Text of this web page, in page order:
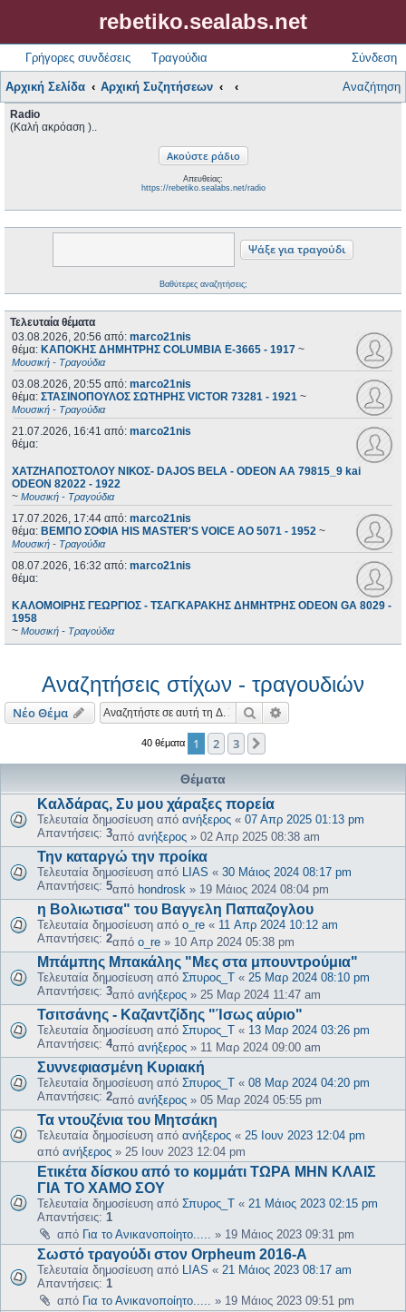
rebetiko.sealabs.net
Γρήγορες συνδέσεις Τραγούδια Σύνδεση
Αρχική Σελίδα Αρχική Συζητήσεων Αναζήτηση
Radio
(Καλή ακρόαση )..
Απευθείας:
https://rebetiko.sealabs.net/radio
Βαθύτερες αναζητήσεις;
Τελευταία θέματα
03.08.2026, 20:56 από: marco21nis
θέμα: ΚΑΠΟΚΗΣ ΔΗΜΗΤΡΗΣ COLUMBIA E-3665 - 1917 ~
Μουσική - Τραγούδια
03.08.2026, 20:55 από: marco21nis
θέμα: ΣΤΑΣΙΝΟΠΟΥΛΟΣ ΣΩΤΗΡΗΣ VICTOR 73281 - 1921 ~
Μουσική - Τραγούδια
21.07.2026, 16:41 από: marco21nis
θέμα:
ΧΑΤΖΗΑΠΟΣΤΟΛΟΥ ΝΙΚΟΣ- DAJOS BELA - ODEON AA 79815_9 kai
ODEON 82022 - 1922
~ Μουσική - Τραγούδια
17.07.2026, 17:44 από: marco21nis
θέμα: ΒΕΜΠΟ ΣΟΦΙΑ HIS MASTER'S VOICE AO 5071 - 1952 ~
Μουσική - Τραγούδια
08.07.2026, 16:32 από: marco21nis
θέμα:
ΚΑΛΟΜΟΙΡΗΣ ΓΕΩΡΓΙΟΣ - ΤΣΑΓΚΑΡΑΚΗΣ ΔΗΜΗΤΡΗΣ ODEON GA 8029 -
1958
~ Μουσική - Τραγούδια
Αναζητήσεις στίχων - τραγουδιών
Νέο Θέμα Αναζήτηση
40 θέματα 1 2 3
Θέματα
Καλδάρας, Συ μου χάραξες πορεία
Τελευταία δημοσίευση από ανήξερος « 07 Απρ 2025 01:13 pm
Απαντήσεις: 3από ανήξερος » 02 Απρ 2025 08:38 am
Την καταργώ την προίκα
Τελευταία δημοσίευση από LIAS « 30 Μάιος 2024 08:17 pm
Απαντήσεις: 5από hondrosk » 19 Μάιος 2024 08:04 pm
η Βολιωτισα" του Βαγγελη Παπαζογλου
Τελευταία δημοσίευση από o_re « 11 Απρ 2024 10:12 am
Απαντήσεις: 2από o_re » 10 Απρ 2024 05:38 pm
Μπάμπης Μπακάλης "Μες στα μπουντρούμια"
Τελευταία δημοσίευση από Σπυρος_Τ « 25 Μαρ 2024 08:10 pm
Απαντήσεις: 3από ανήξερος » 25 Μαρ 2024 11:47 am
Τσιτσάνης - Καζαντζίδης "Ίσως αύριο"
Τελευταία δημοσίευση από Σπυρος_Τ « 13 Μαρ 2024 03:26 pm
Απαντήσεις: 4από ανήξερος » 11 Μαρ 2024 09:00 am
Συννεφιασμένη Κυριακή
Τελευταία δημοσίευση από Σπυρος_Τ « 08 Μαρ 2024 04:20 pm
Απαντήσεις: 2από ανήξερος » 05 Μαρ 2024 05:55 pm
Τα ντουζένια του Μητσάκη
Τελευταία δημοσίευση από ανήξερος « 25 Ιουν 2023 12:04 pm
από ανήξερος » 25 Ιουν 2023 12:04 pm
Ετικέτα δίσκου από το κομμάτι ΤΩΡΑ ΜΗΝ ΚΛΑΙΣ
ΓΙΑ ΤΟ ΧΑΜΟ ΣΟΥ
Τελευταία δημοσίευση από Σπυρος_Τ « 21 Μάιος 2023 02:15 pm
Απαντήσεις: 1
από Για το Ανικανοποίητο..... » 19 Μάιος 2023 09:31 pm
Σωστό τραγούδι στον Οrpheum 2016-Α
Τελευταία δημοσίευση από LIAS « 21 Μάιος 2023 08:17 am
Απαντήσεις: 1
από Για το Ανικανοποίητο..... » 19 Μάιος 2023 09:51 pm